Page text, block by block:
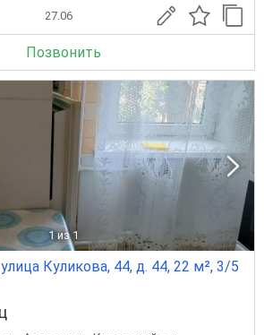
27.06
Позвонить
1 из 1
Куликова, 44, д. 44, 22 м², 3/5